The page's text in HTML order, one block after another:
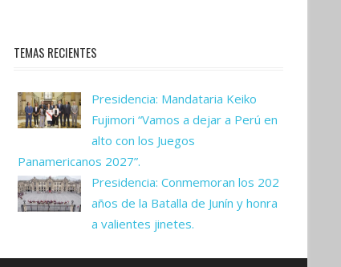
TEMAS RECIENTES
Presidencia: Mandataria Keiko
Fujimori “Vamos a dejar a Perú en
alto con los Juegos
Panamericanos 2027”.
Presidencia: Conmemoran los 202
años de la Batalla de Junín y honra
a valientes jinetes.